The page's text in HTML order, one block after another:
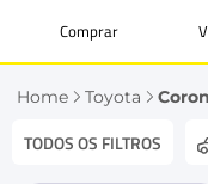
Comprar
Home Toyota
TODOS OS FILTROS